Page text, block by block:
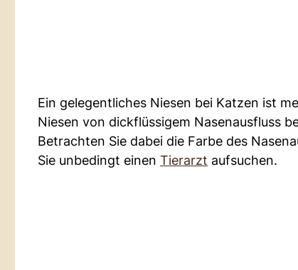
Ein gelegentliches Niesen bei Katzen ist
Niesen von dickflüssigem Nasenausfluss
Betrachten Sie dabei die Farbe des
Sie unbedingt einen Tierarzt aufsuchen.